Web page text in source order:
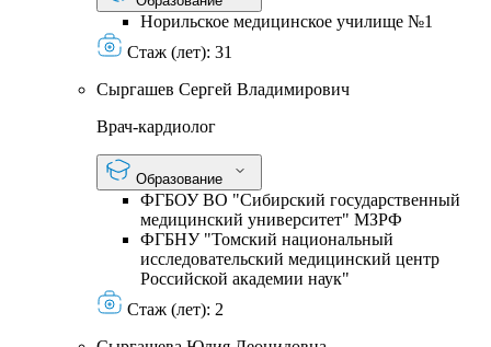
Норильское медицинское училище №1
Стаж (лет): 31
Сыргашев Сергей Владимирович
Врач-кардиолог
Образование
ФГБОУ ВО "Сибирский государственный
медицинский университет" МЗРФ
ФГБНУ "Томский национальный
исследовательский медицинский центр
Российской академии наук"
Стаж (лет): 2